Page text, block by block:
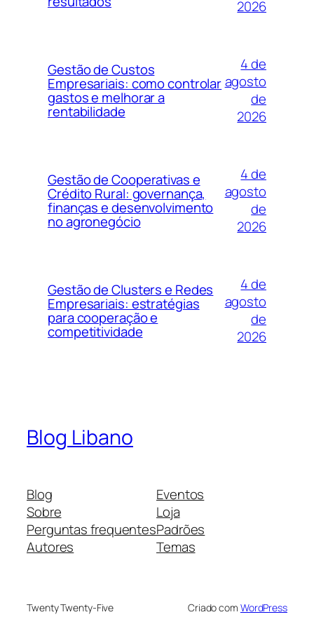
2026
Gestão de Custos
Empresariais: como controlar
gastos e melhorar a
rentabilidade
4 de
agosto
de
2026
Gestão de Cooperativas e
Crédito Rural: governança,
finanças e desenvolvimento
no agronegócio
4 de
agosto
de
2026
Gestão de Clusters e Redes
Empresariais: estratégias
para cooperação e
competitividade
4 de
agosto
de
2026
Blog Libano
Blog
Sobre
Perguntas frequentes
Autores
Eventos
Loja
Padrões
Temas
Twenty Twenty-Five Criado com WordPress